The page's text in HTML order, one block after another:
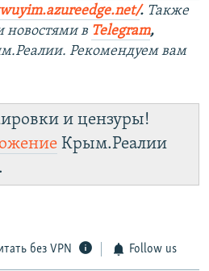
. Также
новостями в Telegram,
Рекомендуем вам
и цензуры!
Крым.Реалии
.
без VPN Follow us